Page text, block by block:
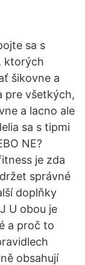
sa s
ktorých
šikovne a
pre všetkých,
a lacno ale
sa s tipmi
NE?
je zda
správné
doplňky
U obou je
a proč to
obsahují